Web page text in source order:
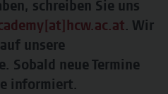
schreiben Sie uns
. Wir
unsere
Sobald neue Termine
informiert.